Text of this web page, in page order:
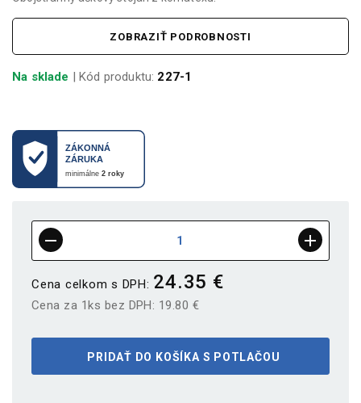
ZOBRAZIŤ PODROBNOSTI
Na sklade | Kód produktu: 227-1
Cena celkom s DPH: 24.35 €
Cena za 1ks bez DPH: 19.80 €
PRIDAŤ DO KOŠÍKA S POTLAČOU